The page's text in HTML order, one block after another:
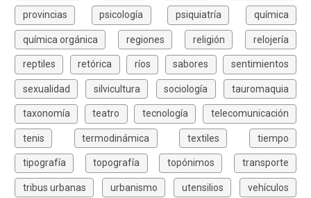
provincias psicología psiquiatría química
química orgánica regiones religión relojería
reptiles retórica ríos sabores sentimientos
sexualidad silvicultura sociología tauromaquia
taxonomía teatro tecnología telecomunicación
tenis termodinámica textiles tiempo
tipografía topografía topónimos transporte
tribus urbanas urbanismo utensilios vehículos